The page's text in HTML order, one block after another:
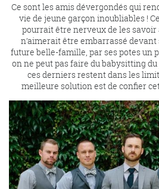
Ce sont les amis dévergondés qui
vie de jeune garçon inoubliables !
pourrait être nerveux de les savoir
n’aimerait être embarrassé
future belle-famille, par ses potes un
on ne peut pas faire du babysitting du
ces derniers restent dans les
meilleure solution est de confier